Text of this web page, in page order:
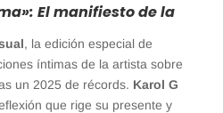
El manifiesto de la
, la edición especial de
íntimas de la artista sobre
un 2025 de récords. Karol G
que rige su presente y